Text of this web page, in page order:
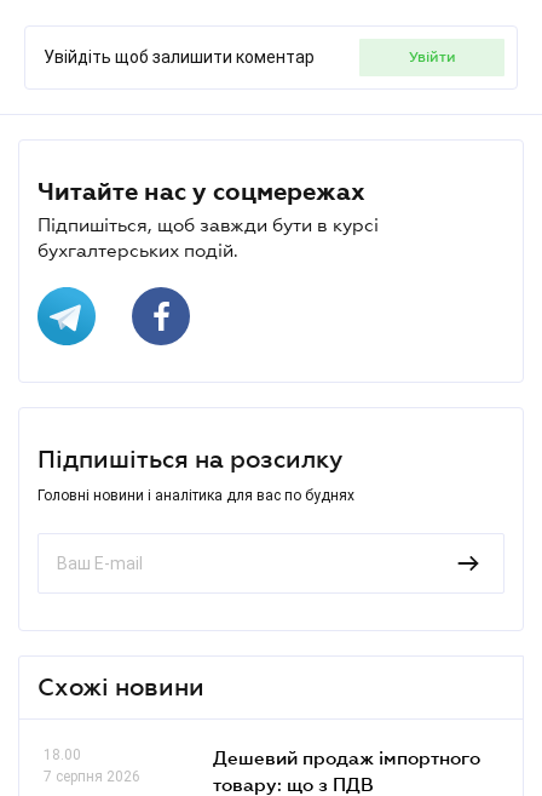
Увійдіть щоб залишити коментар увійти
Читайте нас у соцмережах
Підпишіться, щоб завжди бути в курсі
бухгалтерських подій.
Підпишіться на розсилку
Головні новини і аналітика для вас по буднях
Схожі новини
18.00
7 серпня 2026
Дешевий продаж імпортного
товару: що з ПДВ